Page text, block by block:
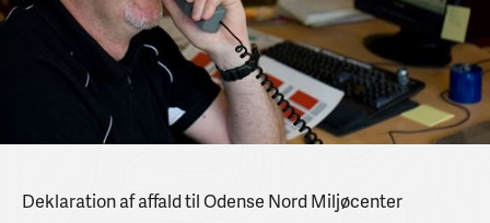
Deklaration af affald til Odense Nord Miljøcenter